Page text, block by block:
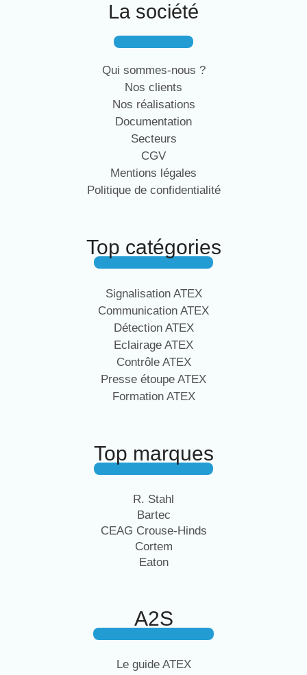
La société
Qui sommes-nous ?
Nos clients
Nos réalisations
Documentation
Secteurs
CGV
Mentions légales
Politique de confidentialité
Top catégories
Signalisation ATEX
Communication ATEX
Détection ATEX
Eclairage ATEX
Contrôle ATEX
Presse étoupe ATEX
Formation ATEX
Top marques
R. Stahl
Bartec
CEAG Crouse-Hinds
Cortem
Eaton
A2S
Le guide ATEX